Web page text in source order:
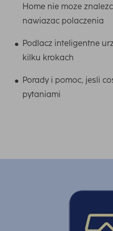
Home nie moze
nawiazac polaczenia
Podlacz inteligentne
kilku krokach
Porady i pomoc, jesli
pytaniami